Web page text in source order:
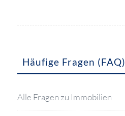
Häufige Fragen (FAQ)
Alle Fragen zu Immobilien